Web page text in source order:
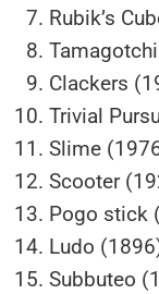
Rubik’s
Clackers
Trivial
Slime
Scooter
Pogo stick
Ludo
Subbuteo